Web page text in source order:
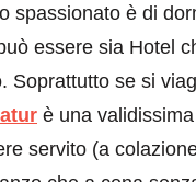
spassionato è di
essere sia Hotel
Soprattutto se si
è una
servito (a